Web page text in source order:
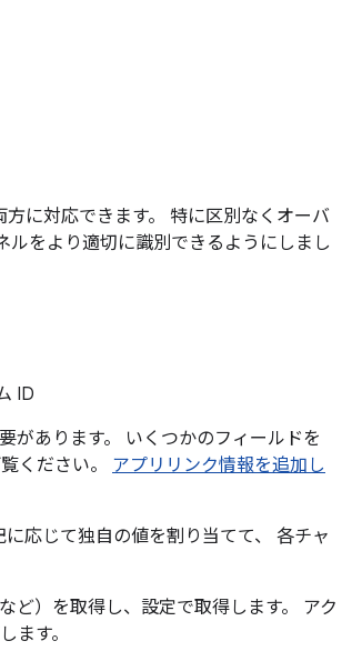
に対応できます。 特に区別なくオーバ
をより適切に識別できるようにしまし
ID
があります。 いくつかのフィールドを
ください。 アプリリンク情報を追加し
応じて独自の値を割り当てて、 各チャ
ど）を取得し、設定で取得します。 アク
ます。